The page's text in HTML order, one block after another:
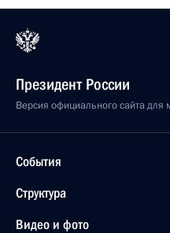
Президент России
Версия официального сайта для
События
Структура
Видео и фото